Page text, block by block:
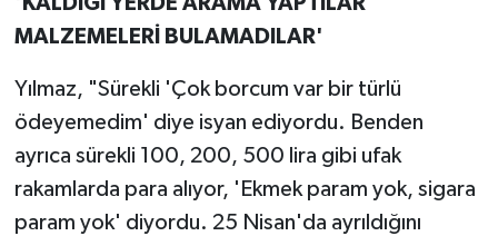
MALZEMELERİ BULAMADILAR'
Yılmaz, "Sürekli 'Çok borcum var bir türlü
ödeyemedim' diye isyan ediyordu. Benden
ayrıca sürekli 100, 200, 500 lira gibi ufak
rakamlarda para alıyor, 'Ekmek param yok, sigara
param yok' diyordu. 25 Nisan'da ayrıldığını